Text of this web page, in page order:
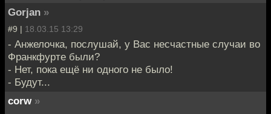
Gorjan »
#9 | 18.03.15 13:29
- Анжелочка, послушай, у Вас несчастные случаи во
Франкфурте были?
- Нет, пока ещё ни одного не было!
- Будут...
corw »